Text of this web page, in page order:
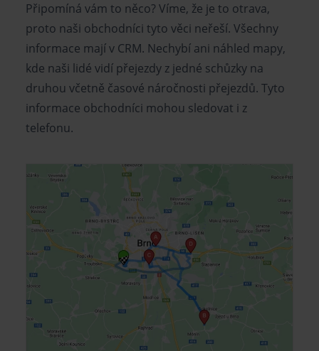
Připomíná vám to něco? Víme, že je to otrava,
proto naši obchodníci tyto věci neřeší. Všechny
informace mají v CRM. Nechybí ani náhled mapy,
kde naši lidé vidí přejezdy z jedné schůzky na
druhou včetně časové náročnosti přejezdů. Tyto
informace obchodníci mohou sledovat i z
telefonu.